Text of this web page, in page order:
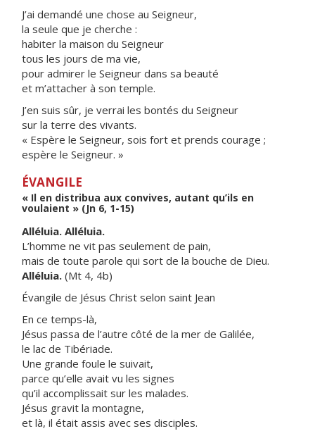
J’ai demandé une chose au Seigneur,
la seule que je cherche :
habiter la maison du Seigneur
tous les jours de ma vie,
pour admirer le Seigneur dans sa beauté
et m’attacher à son temple.
J’en suis sûr, je verrai les bontés du Seigneur
sur la terre des vivants.
« Espère le Seigneur, sois fort et prends courage ;
espère le Seigneur. »
ÉVANGILE
« Il en distribua aux convives, autant qu’ils en
voulaient » (Jn 6, 1-15)
Alléluia. Alléluia.
L’homme ne vit pas seulement de pain,
mais de toute parole qui sort de la bouche de Dieu.
Alléluia. (Mt 4, 4b)
Évangile de Jésus Christ selon saint Jean
En ce temps-là,
Jésus passa de l’autre côté de la mer de Galilée,
le lac de Tibériade.
Une grande foule le suivait,
parce qu’elle avait vu les signes
qu’il accomplissait sur les malades.
Jésus gravit la montagne,
et là, il était assis avec ses disciples.